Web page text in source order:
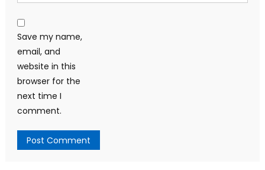
Save my name,
email, and
website in this
browser for the
next time I
comment.